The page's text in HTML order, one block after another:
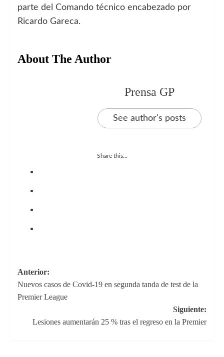
parte del Comando técnico encabezado por
Ricardo Gareca.
About The Author
Prensa GP
See author's posts
Share this...
Navegación
de
entradas
Anterior:
Nuevos casos de Covid-19 en segunda tanda de test de la
Premier League
Siguiente:
Lesiones aumentarán 25 % tras el regreso en la Premier